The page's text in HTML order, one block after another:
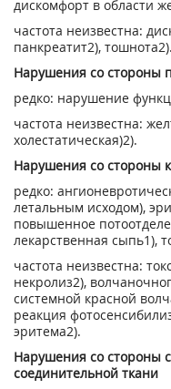
дискомфорт в области
частота неизвестна:
панкреатит2), тошнота2).
Нарушения со стороны
редко: нарушение
частота неизвестна:
холестатическая)2).
Нарушения со стороны
редко:
летальным исходом),
повышенное
лекарственная сыпь1),
частота неизвестна:
некролиз2),
системной красной
реакция
эритема2).
Нарушения со стороны
соединительной ткани